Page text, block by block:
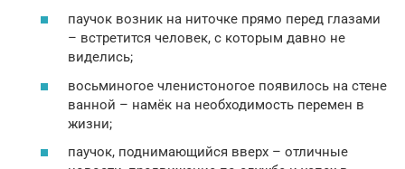
паучок возник на ниточке прямо перед глазами
– встретится человек, с которым давно не
виделись;
восьминогое членистоногое появилось на стене
ванной – намёк на необходимость перемен в
жизни;
паучок, поднимающийся вверх – отличные